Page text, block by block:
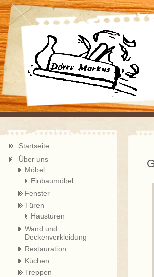
Startseite
Über uns
Möbel
Einbaumöbel
Fenster
Türen
Haustüren
Wand und
Deckenverkleidung
Restauration
Küchen
Treppen